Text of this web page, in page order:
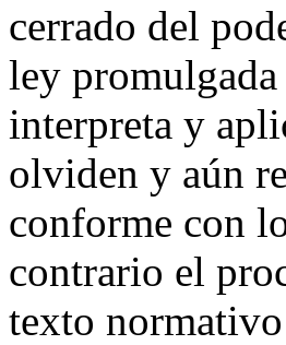
cerrado del
ley
interpreta y
olviden y aún
conforme con
contrario el
texto